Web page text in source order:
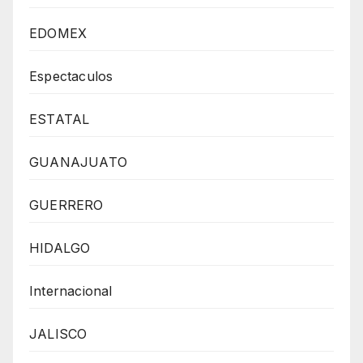
EDOMEX
Espectaculos
ESTATAL
GUANAJUATO
GUERRERO
HIDALGO
Internacional
JALISCO